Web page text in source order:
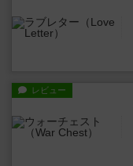
レビュー